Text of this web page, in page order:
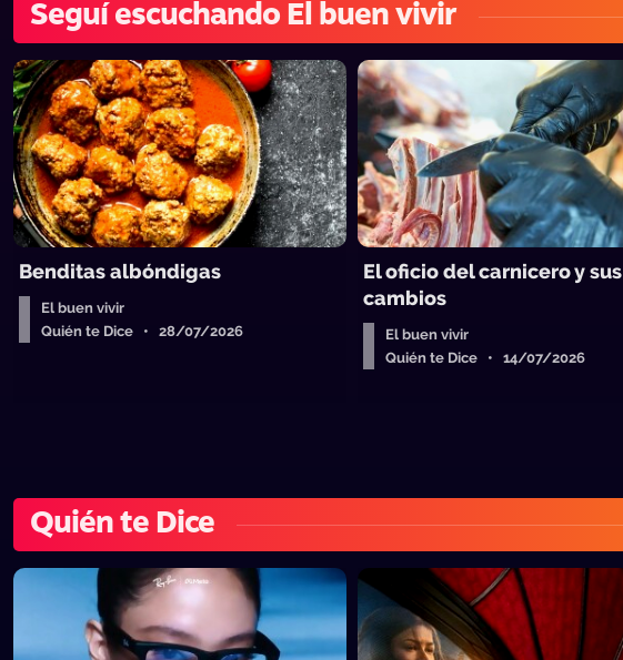
Seguí escuchando El buen vivir
Benditas albóndigas
El buen vivir
Quién te Dice • 28/07/2026
El oficio del carnicero y sus
cambios
El buen vivir
Quién te Dice • 14/07/2026
Quién te Dice